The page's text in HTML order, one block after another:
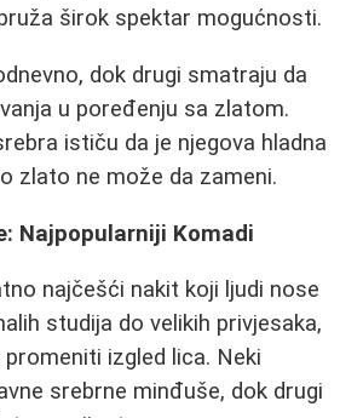
širok spektar mogućnosti.
dok drugi smatraju da
u poređenju sa zlatom.
ističu da je njegova hladna
zlato ne može da zameni.
Najpopularniji Komadi
najčešći nakit koji ljudi nose
studija do velikih privjesaka,
izgled lica. Neki
srebrne minđuše, dok drugi